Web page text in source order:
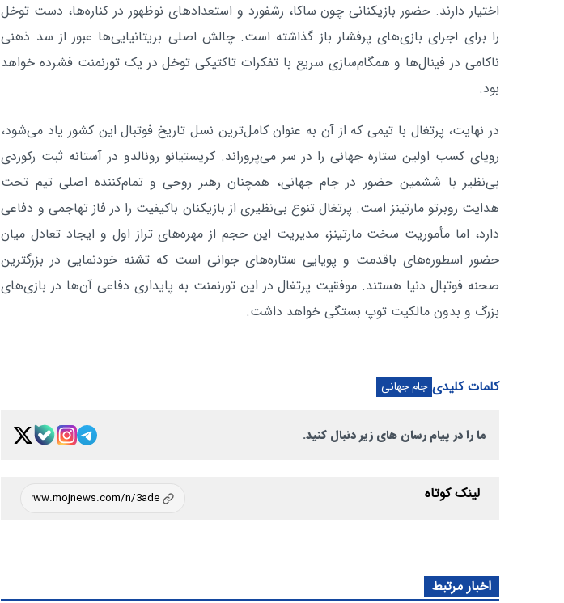
اختیار دارند. حضور بازیکنانی چون ساکا، رشفورد و استعدادهای نوظهور در کناره‌ها، دست توخل
را برای اجرای بازی‌های پرفشار باز گذاشته است. چالش اصلی بریتانیایی‌ها عبور از سد ذهنی
ناکامی در فینال‌ها و همگام‌سازی سریع با تفکرات تاکتیکی توخل در یک تورنمنت فشرده خواهد
بود.
در نهایت، پرتغال با تیمی که از آن به عنوان کامل‌ترین نسل تاریخ فوتبال این کشور یاد می‌شود،
رویای کسب اولین ستاره جهانی را در سر می‌پروراند. کریستیانو رونالدو در آستانه ثبت رکوردی
بی‌نظیر با ششمین حضور در جام جهانی، همچنان رهبر روحی و تمام‌کننده اصلی تیم تحت
هدایت روبرتو مارتینز است. پرتغال تنوع بی‌نظیری از بازیکنان باکیفیت را در فاز تهاجمی و دفاعی
دارد، اما مأموریت سخت مارتینز، مدیریت این حجم از مهره‌های تراز اول و ایجاد تعادل میان
حضور اسطوره‌های باقدمت و پویایی ستاره‌های جوانی است که تشنه خودنمایی در بزرگترین
صحنه فوتبال دنیا هستند. موفقیت پرتغال در این تورنمنت به پایداری دفاعی آن‌ها در بازی‌های
بزرگ و بدون مالکیت توپ بستگی خواهد داشت.
کلمات کلیدی جام جهانی
ما را در پیام رسان های زیر دنبال کنید.
لینک کوتاه
اخبار مرتبط